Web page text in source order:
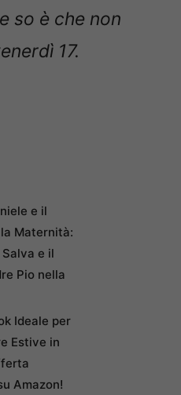
so è che non
17.
e il
Maternità:
e il
Pio nella
Ideale per
Estive in
Amazon!